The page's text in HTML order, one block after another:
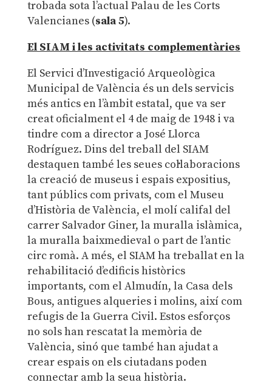
trobada sota l’actual Palau de les Corts
Valencianes (sala 5).
El SIAM i les activitats complementàries
El Servici d’Investigació Arqueològica
Municipal de València és un dels servicis
més antics en l’àmbit estatal, que va ser
creat oficialment el 4 de maig de 1948 i va
tindre com a director a José Llorca
Rodríguez. Dins del treball del SIAM
destaquen també les seues col·laboracions
la creació de museus i espais expositius,
tant públics com privats, com el Museu
d’Història de València, el molí califal del
carrer Salvador Giner, la muralla islàmica,
la muralla baixmedieval o part de l’antic
circ romà. A més, el SIAM ha treballat en la
rehabilitació d’edificis històrics
importants, com el Almudín, la Casa dels
Bous, antigues alqueries i molins, així com
refugis de la Guerra Civil. Estos esforços
no sols han rescatat la memòria de
València, sinó que també han ajudat a
crear espais on els ciutadans poden
connectar amb la seua història.